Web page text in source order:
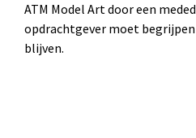
ATM Model Art door een
opdrachtgever moet
blijven.